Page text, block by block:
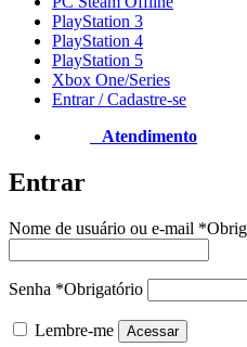
PlayStation 3
PlayStation 4
PlayStation 5
Xbox One/Series
Entrar / Cadastre-se
Atendimento
Entrar
Nome de usuário ou e-mail *
Senha *Obrigatório
Lembre-me Acessar